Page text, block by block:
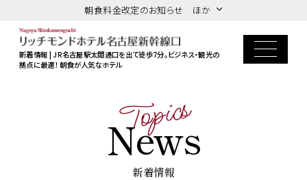
朝食料金改定のお知らせ ほか
新着情報 | JR名古屋駅太閤通口を出て徒歩7分。ビジネス・観光の
拠点に最適！ 朝食が人気なホテル
News
Topics
新着情報